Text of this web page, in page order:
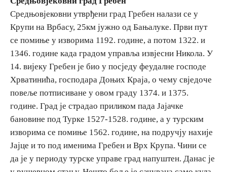
Средњовјековни утврђени град Гребен налази се у
Крупи на Врбасу, 25км јужно од Бањалуке. Први пут
се помиње у изворима 1192. године, а потом 1322. и
1346. године када градом управља извјесни Никола. У
14. вијеку Гребен је био у посједу феудалне господе
Хрватинића, господара Доњих Краја, о чему свједоче
повеље потписиване у овом граду 1374. и 1375.
године. Град је страдао приликом пада Јајачке
бановине под Турке 1527-1528. године, а у турским
изворима се помиње 1562. године, на подручју нахије
Јајце и то под именима Гребен и Врх Крупа. Чини се
да је у периоду турске управе град напуштен. Данас је